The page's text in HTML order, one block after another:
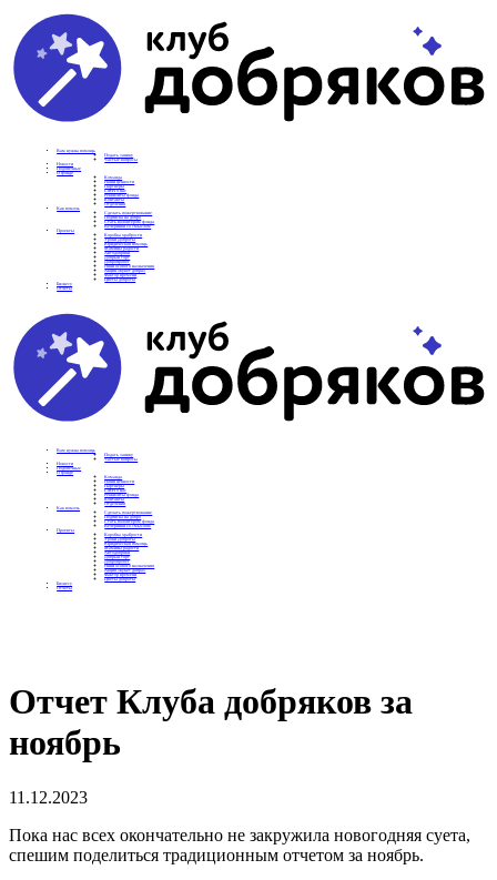
Вам нужна помощь
Подать заявку
Частые вопросы
Новости
Подопечные
О фонде
Команда
Наши ценности
Партнеры
СМИ о нас
Реквизиты фонда
Контакты
Отделения
Как помочь
Сделать пожертвование
Подписка на добро
Стать волонтером фонда
Вечеринки со смыслом
Проекты
Коробка храбрости
Уроки Доброты
Юридическая помощь
Мамины радости
Автодобряки
Добрый торт
Добропробег
Няни особого назначения
Акция «Букет добра»
Фактор времени
Цветы доброты
Бизнесу
Отчеты
Вам нужна помощь
Подать заявку
Частые вопросы
Новости
Подопечные
О фонде
Команда
Наши ценности
Партнеры
СМИ о нас
Реквизиты фонда
Контакты
Отделения
Как помочь
Сделать пожертвование
Подписка на добро
Стать волонтером фонда
Вечеринки со смыслом
Проекты
Коробка храбрости
Уроки Доброты
Юридическая помощь
Мамины радости
Автодобряки
Добрый торт
Добропробег
Няни особого назначения
Акция «Букет добра»
Фактор времени
Цветы доброты
Бизнесу
Отчеты
Отчет Клуба добряков за
ноябрь
11.12.2023
Пока нас всех окончательно не закружила новогодняя суета,
спешим поделиться традиционным отчетом за ноябрь.